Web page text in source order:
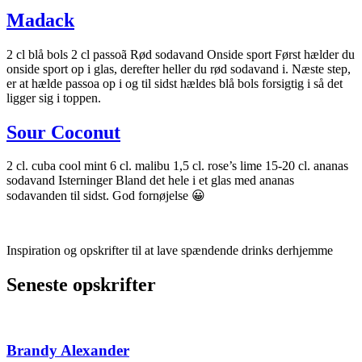
Madack
2 cl blå bols 2 cl passoã Rød sodavand Onside sport Først hælder du
onside sport op i glas, derefter heller du rød sodavand i. Næste step,
er at hælde passoa op i og til sidst hældes blå bols forsigtig i så det
ligger sig i toppen.
Sour Coconut
2 cl. cuba cool mint 6 cl. malibu 1,5 cl. rose’s lime 15-20 cl. ananas
sodavand Isterninger Bland det hele i et glas med ananas
sodavanden til sidst. God fornøjelse 😀
Inspiration og opskrifter til at lave spændende drinks derhjemme
Seneste opskrifter
Brandy Alexander